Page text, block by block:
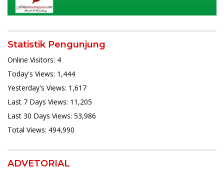
Statistik Pengunjung
Online Visitors: 4
Today's Views: 1,444
Yesterday's Views: 1,617
Last 7 Days Views: 11,205
Last 30 Days Views: 53,986
Total Views: 494,990
ADVETORIAL